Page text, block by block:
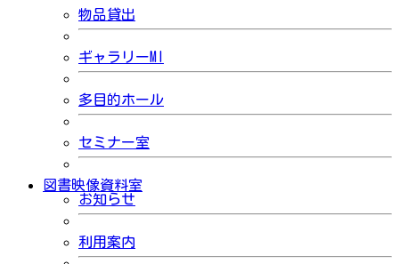
物品貸出
ギャラリーMI
多目的ホール
セミナー室
図書映像資料室
お知らせ
利用案内